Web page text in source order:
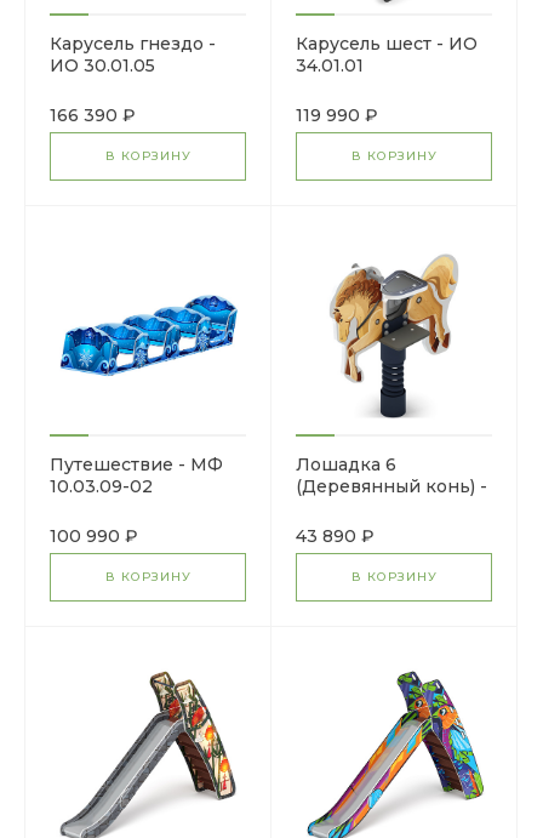
Карусель гнездо -
ИО 30.01.05
166 390 ₽
В КОРЗИНУ
Карусель шест - ИО
34.01.01
119 990 ₽
В КОРЗИНУ
Путешествие - МФ
10.03.09-02
100 990 ₽
В КОРЗИНУ
Лошадка 6
(Деревянный конь) -
- ИО 22.01.13-04.И1
43 890 ₽
В КОРЗИНУ